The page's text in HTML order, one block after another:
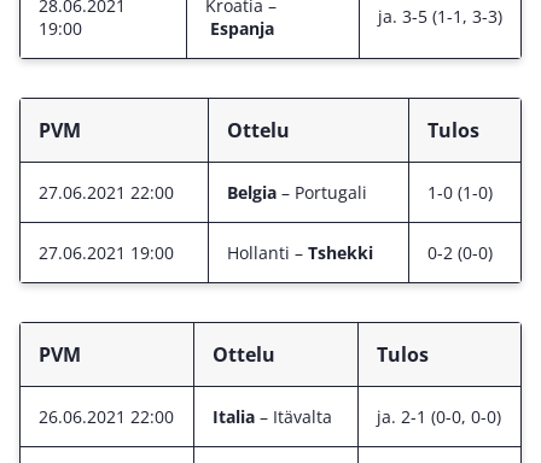
28.06.2021
19:00
Kroatia –
Espanja
ja. 3-5 (1-1, 3-3)
PVM Ottelu Tulos
27.06.2021 22:00 Belgia – Portugali 1-0 (1-0)
27.06.2021 19:00 Hollanti – Tshekki 0-2 (0-0)
PVM Ottelu Tulos
26.06.2021 22:00 Italia – Itävalta ja. 2-1 (0-0, 0-0)